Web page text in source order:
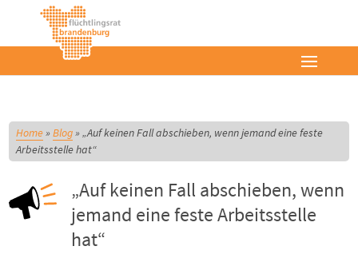
Home»Blog»„Auf keinen Fall abschieben, wenn jemand eine feste
Arbeitsstelle hat“
„Auf keinen Fall abschieben, wenn
jemand eine feste Arbeitsstelle
hat“